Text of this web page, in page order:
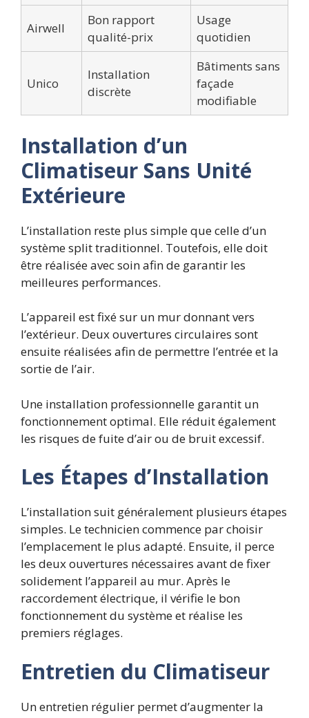
Airwell
Bon rapport
qualité-prix
Usage
quotidien
Unico
Installation
discrète
Bâtiments sans
façade
modifiable
Installation d’un
Climatiseur Sans Unité
Extérieure
L’installation reste plus simple que celle d’un
système split traditionnel. Toutefois, elle doit
être réalisée avec soin afin de garantir les
meilleures performances.
L’appareil est fixé sur un mur donnant vers
l’extérieur. Deux ouvertures circulaires sont
ensuite réalisées afin de permettre l’entrée et la
sortie de l’air.
Une installation professionnelle garantit un
fonctionnement optimal. Elle réduit également
les risques de fuite d’air ou de bruit excessif.
Les Étapes d’Installation
L’installation suit généralement plusieurs étapes
simples. Le technicien commence par choisir
l’emplacement le plus adapté. Ensuite, il perce
les deux ouvertures nécessaires avant de fixer
solidement l’appareil au mur. Après le
raccordement électrique, il vérifie le bon
fonctionnement du système et réalise les
premiers réglages.
Entretien du Climatiseur
Un entretien régulier permet d’augmenter la